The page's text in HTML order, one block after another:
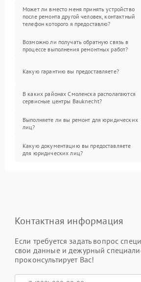
Может ли вместо меня принять устройство
после ремонта другой человек, контактный
телефон которого я предоставлю?
Возможно ли получать обратную связь в
процессе выполнения ремонтных работ?
Какую гарантию вы предоставляете?
В каких районах Смоленска располагаются
сервисные центры Bauknecht?
Выполняете ли вы ремонт для юридических
лиц?
Какую документацию вы предоставляете
для юридических лиц?
Контактная информация
Если требуется задать вопрос
свои данные и дежурный
проконсультирует Вас!